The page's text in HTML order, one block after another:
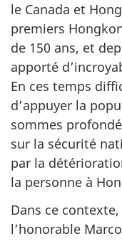
le Canada et
premiers
de 150 ans, et
apporté
En ces temps
d’appuyer la
sommes
sur la sécurité
par la
la personne à
Dans ce
l’honorable